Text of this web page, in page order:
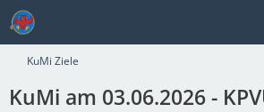
KuMi Ziele
KuMi am 03.06.2026 -